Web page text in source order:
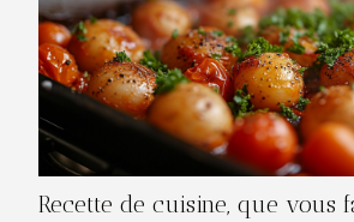
Recette de cuisine, que vous